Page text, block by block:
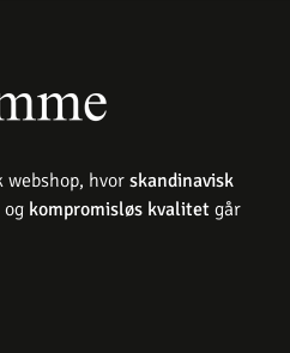
webshop, hvor skandinavisk
og kompromisløs kvalitet går